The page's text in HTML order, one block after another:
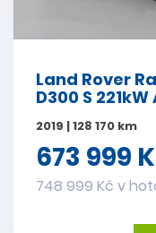
Land Rover
D300 S 221kW
2019 | 128 170 km
673 999
748 999 Kč v